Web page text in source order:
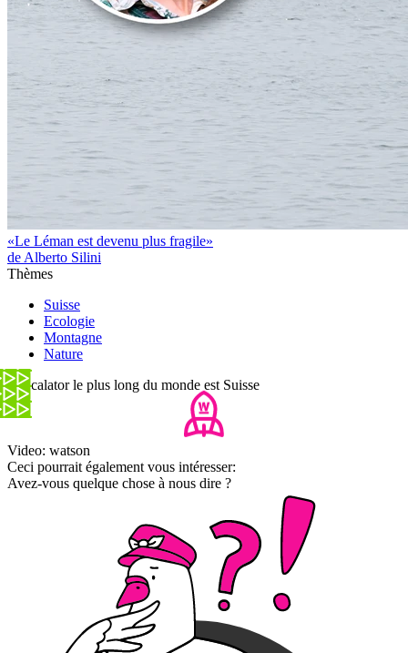
«Le Léman est devenu plus fragile»
de Alberto Silini
Thèmes
Suisse
Ecologie
Montagne
Nature
L'escalator le plus long du monde est Suisse
Video: watson
Ceci pourrait également vous intéresser:
Avez-vous quelque chose à nous dire ?